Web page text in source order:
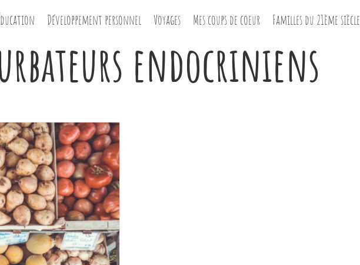
Développement personnel Voyages Mes coups de coeur Familles du 21ème siècle
endocriniens